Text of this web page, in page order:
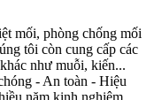
mối, phòng chống mối
tôi còn cung cấp các
như muỗi, kiến...
- An toàn - Hiệu
năm kinh nghiệm